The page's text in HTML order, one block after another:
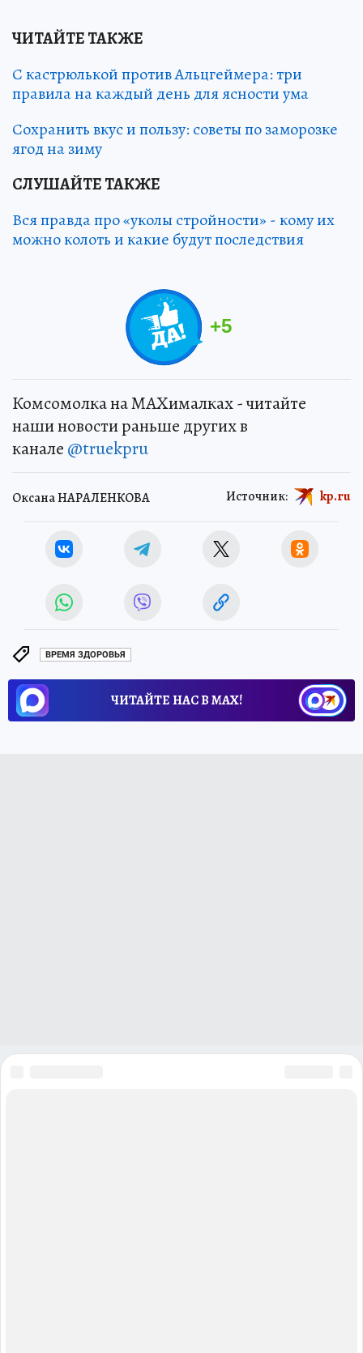
ЧИТАЙТЕ ТАКЖЕ
С кастрюлькой против Альцгеймера: три
правила на каждый день для ясности ума
Сохранить вкус и пользу: советы по заморозке
ягод на зиму
СЛУШАЙТЕ ТАКЖЕ
Вся правда про «уколы стройности» - кому их
можно колоть и какие будут последствия
+5
Комсомолка на MAXималках - читайте
наши новости раньше других в
канале @truekpru
Оксана НАРАЛЕНКОВА Источник: kp.ru
ВРЕМЯ ЗДОРОВЬЯ
ЧИТАЙТЕ НАС В МАХ!